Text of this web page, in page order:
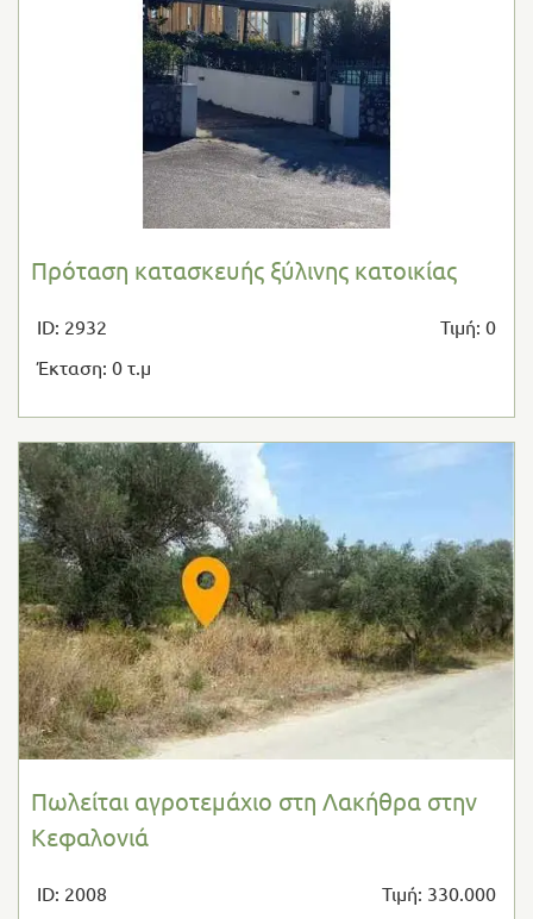
Πρόταση κατασκευής ξύλινης κατοικίας
ID: 2932
Τιμή: 0
Έκταση: 0 τ.μ
Πωλείται αγροτεμάχιο στη Λακήθρα στην
Κεφαλονιά
ID: 2008 Τιμή: 330.000